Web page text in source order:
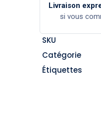
Livraison
si vous
SKU
Catégorie
Étiquettes